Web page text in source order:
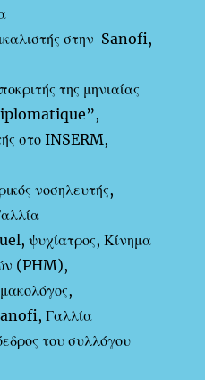
στην Sanofi,
της μηνιαίας
στο INSERM,
νοσηλευτής,
ψυχίατρος, Κίνημα
(PHM),
Γαλλία
του συλλόγου